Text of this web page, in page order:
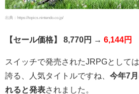
出典：https://topics.nintendo.co.jp/
【セール価格】 8,770円 → 6,144円
スイッチで発売されたJRPGとして
誇る、人気タイトルですね、 今年7
れると発表されました。